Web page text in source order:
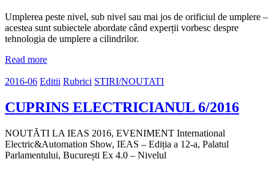
Umplerea peste nivel, sub nivel sau mai jos de orificiul de umplere –
acestea sunt subiectele abordate când experții vorbesc despre
tehnologia de umplere a cilindrilor.
Read more
2016-06 Editii Rubrici STIRI/NOUTATI
CUPRINS ELECTRICIANUL 6/2016
NOUTĂTI LA IEAS 2016, EVENIMENT International
Electric&Automation Show, IEAS – Ediția a 12-a, Palatul
Parlamentului, București Ex 4.0 – Nivelul